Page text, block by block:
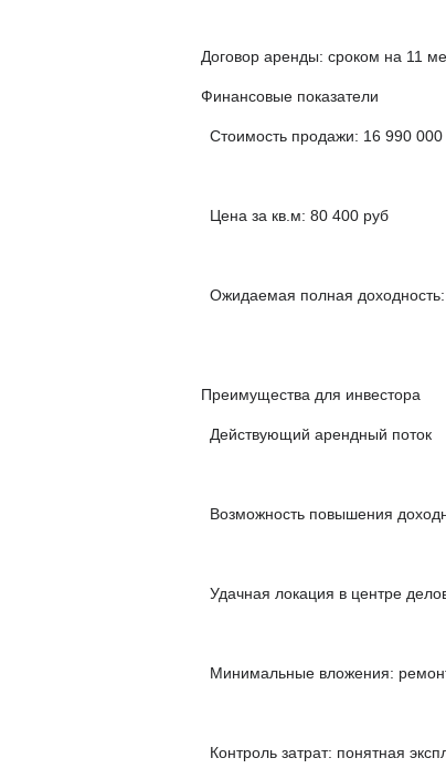
Договор аренды: сроком на 11
Финансовые показатели
Стоимость продажи: 16 990 000
Цена за кв.м: 80 400 руб
Ожидаемая полная
Преимущества для инвестора
Действующий арендный поток
Возможность повышения
Удачная локация в центре
Минимальные вложения:
Контроль затрат: понятная